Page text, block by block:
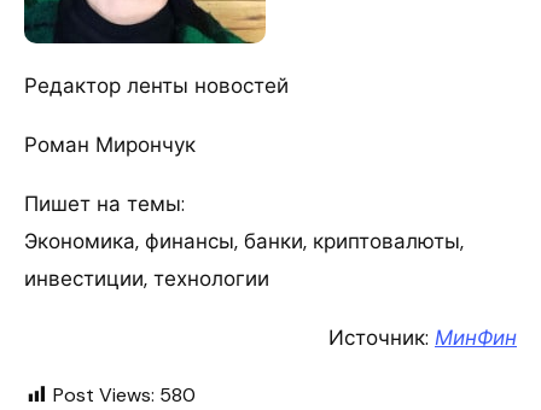
Редактор ленты новостей
Роман Мирончук
Пишет на темы:
Экономика, финансы, банки, криптовалюты,
инвестиции, технологии
Источник: МинФин
Post Views: 580